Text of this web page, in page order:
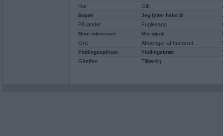
Rar Gift
Bopæl Jeg lytter helst til
På landet Fuglesang
Mine interesser Min tøjstil
Ord Afhænger af humøret
Yndlingsspilrum Yndlingsbræt
Giraffen Tilfældig